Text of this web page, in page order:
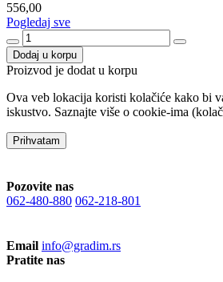
556,00
Pogledaj sve
Dodaj u korpu
Proizvod je dodat u korpu
Ova veb lokacija koristi kolačiće kako bi
iskustvo. Saznajte više o cookie-ima
Prihvatam
Pozovite nas
062-480-880 062-218-801
Email info@gradim.rs
Pratite nas